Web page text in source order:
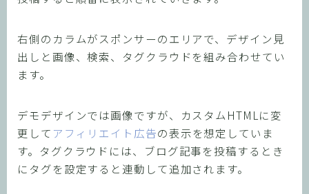
右側のカラムがスポンサーのエリアで、デザイン見
出しと画像、検索、タグクラウドを組み合わせてい
ます。
デモデザインでは画像ですが、カスタムHTMLに変
更して アフィリエイト広告の表示を想定していま
す。タグクラウドには、ブログ記事を投稿するとき
にタグを設定すると連動して追加されます。